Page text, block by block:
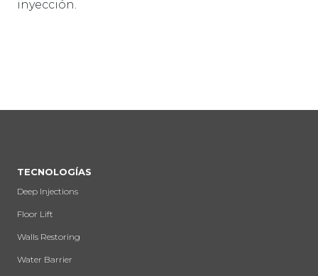
inyección.
TECNOLOGÍAS
Deep Injections
Floor Lift
Walls Restoring
Water Barrier